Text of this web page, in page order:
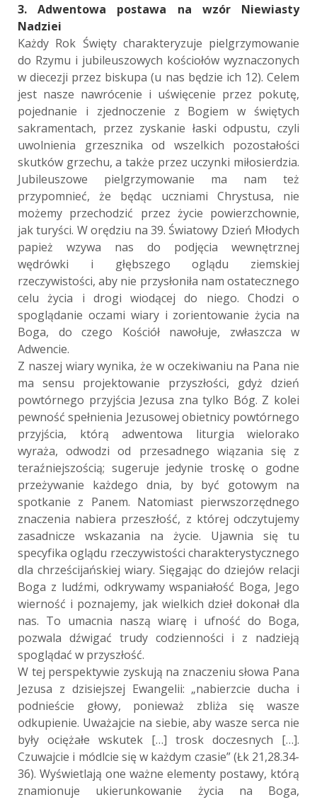
3. Adwentowa postawa na wzór Niewiasty
Nadziei
Każdy Rok Święty charakteryzuje pielgrzymowanie
do Rzymu i jubileuszowych kościołów wyznaczonych
w diecezji przez biskupa (u nas będzie ich 12). Celem
jest nasze nawrócenie i uświęcenie przez pokutę,
pojednanie i zjednoczenie z Bogiem w świętych
sakramentach, przez zyskanie łaski odpustu, czyli
uwolnienia grzesznika od wszelkich pozostałości
skutków grzechu, a także przez uczynki miłosierdzia.
Jubileuszowe pielgrzymowanie ma nam też
przypomnieć, że będąc uczniami Chrystusa, nie
możemy przechodzić przez życie powierzchownie,
jak turyści. W orędziu na 39. Światowy Dzień Młodych
papież wzywa nas do podjęcia wewnętrznej
wędrówki i głębszego oglądu ziemskiej
rzeczywistości, aby nie przysłoniła nam ostatecznego
celu życia i drogi wiodącej do niego. Chodzi o
spoglądanie oczami wiary i zorientowanie życia na
Boga, do czego Kościół nawołuje, zwłaszcza w
Adwencie.
Z naszej wiary wynika, że w oczekiwaniu na Pana nie
ma sensu projektowanie przyszłości, gdyż dzień
powtórnego przyjścia Jezusa zna tylko Bóg. Z kolei
pewność spełnienia Jezusowej obietnicy powtórnego
przyjścia, którą adwentowa liturgia wielorako
wyraża, odwodzi od przesadnego wiązania się z
teraźniejszością; sugeruje jedynie troskę o godne
przeżywanie każdego dnia, by być gotowym na
spotkanie z Panem. Natomiast pierwszorzędnego
znaczenia nabiera przeszłość, z której odczytujemy
zasadnicze wskazania na życie. Ujawnia się tu
specyfika oglądu rzeczywistości charakterystycznego
dla chrześcijańskiej wiary. Sięgając do dziejów relacji
Boga z ludźmi, odkrywamy wspaniałość Boga, Jego
wierność i poznajemy, jak wielkich dzieł dokonał dla
nas. To umacnia naszą wiarę i ufność do Boga,
pozwala dźwigać trudy codzienności i z nadzieją
spoglądać w przyszłość.
W tej perspektywie zyskują na znaczeniu słowa Pana
Jezusa z dzisiejszej Ewangelii: „nabierzcie ducha i
podnieście głowy, ponieważ zbliża się wasze
odkupienie. Uważajcie na siebie, aby wasze serca nie
były ociężałe wskutek […] trosk doczesnych […].
Czuwajcie i módlcie się w każdym czasie” (Łk 21,28.34-
36). Wyświetlają one ważne elementy postawy, którą
znamionuje ukierunkowanie życia na Boga,